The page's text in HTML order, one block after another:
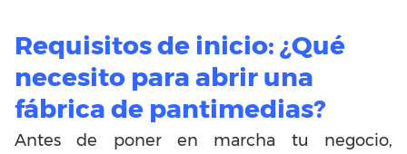
Requisitos de inicio: ¿Qué
necesito para abrir una
fábrica de pantimedias?
Antes de poner en marcha tu negocio,